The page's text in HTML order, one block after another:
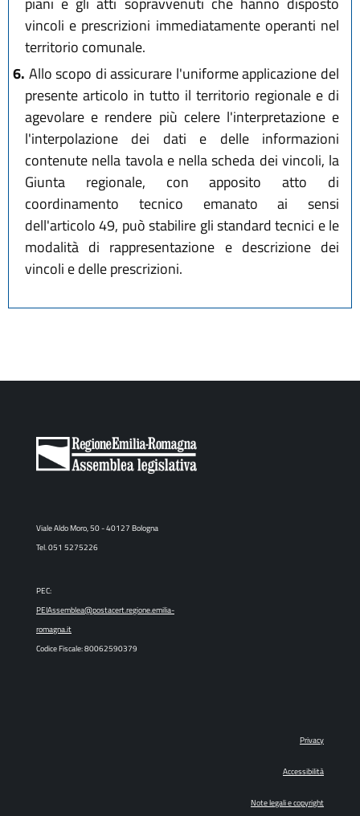
vincoli e prescrizioni immediatamente operanti nel
territorio comunale.
6. Allo scopo di assicurare l'uniforme applicazione del
presente articolo in tutto il territorio regionale e di
agevolare e rendere più celere l'interpretazione e
l'interpolazione dei dati e delle informazioni
contenute nella tavola e nella scheda dei vincoli, la
Giunta regionale, con apposito atto di
coordinamento tecnico emanato ai sensi
dell'articolo 49, può stabilire gli standard tecnici e le
modalità di rappresentazione e descrizione dei
vincoli e delle prescrizioni.
Viale Aldo Moro, 50 - 40127 Bologna
Tel. 051 5275226
PEC:
PEIAssemblea@postacert.regione.emilia-
romagna.it
Codice Fiscale: 80062590379
Privacy
Accessibilità
Note legali e copyright